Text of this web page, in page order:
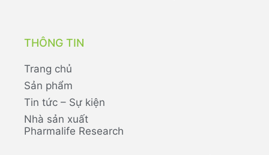
THÔNG TIN
Trang chủ
Sản phẩm
Tin tức – Sự kiện
Nhà sản xuất
Pharmalife Research